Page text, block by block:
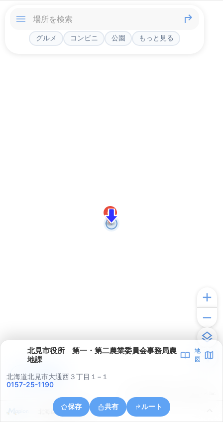
グルメ コンビニ 公園 もっと見る
北見市役所 第一・第二農業委員会事務局農
地課
地
図
北海道北見市大通西３丁目１−１
0157-25-1190
保存 共有 ルート
北海道北見市川東
アプリで見る